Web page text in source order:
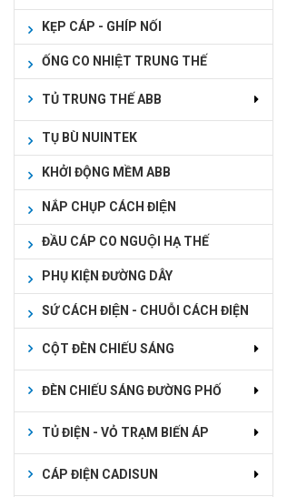
KẸP CÁP - GHÍP NỐI
ỐNG CO NHIỆT TRUNG THẾ
TỦ TRUNG THẾ ABB
TỤ BÙ NUINTEK
KHỞI ĐỘNG MỀM ABB
NẮP CHỤP CÁCH ĐIỆN
ĐẦU CÁP CO NGUỘI HẠ THẾ
PHỤ KIỆN ĐƯỜNG DÂY
SỨ CÁCH ĐIỆN - CHUỖI CÁCH ĐIỆN
CỘT ĐÈN CHIẾU SÁNG
ĐÈN CHIẾU SÁNG ĐƯỜNG PHỐ
TỦ ĐIỆN - VỎ TRẠM BIẾN ÁP
CÁP ĐIỆN CADISUN